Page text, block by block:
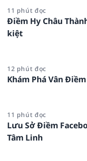
11 phút đọc
Điềm Hy Châu
kiệt
12 phút đọc
Khám Phá Vân
11 phút đọc
Lưu Sở Điềm
Tâm Linh